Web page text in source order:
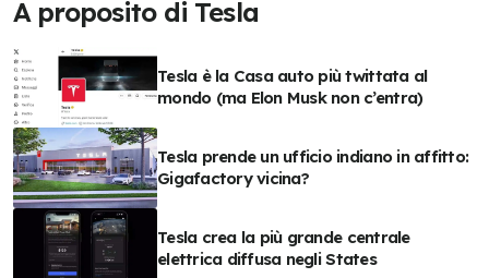
A proposito di Tesla
Tesla è la Casa auto più twittata al
mondo (ma Elon Musk non c’entra)
Tesla prende un ufficio indiano in affitto:
Gigafactory vicina?
Tesla crea la più grande centrale
elettrica diffusa negli States